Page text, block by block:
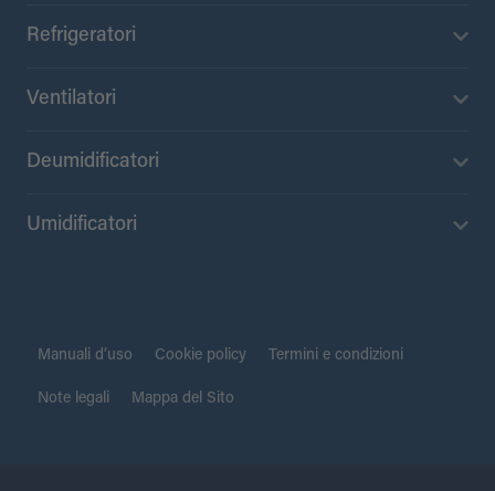
Refrigeratori
Ventilatori
Deumidificatori
Umidificatori
Manuali d’uso Cookie policy Termini e condizioni
Note legali Mappa del Sito